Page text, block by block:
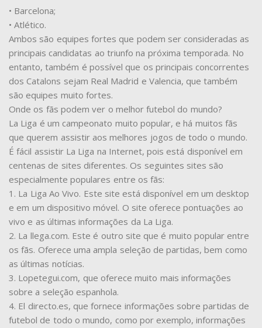
• Barcelona;
• Atlético.
Ambos são equipes fortes que podem ser consideradas as
principais candidatas ao triunfo na próxima temporada. No
entanto, também é possível que os principais concorrentes
dos Catalons sejam Real Madrid e Valencia, que também
são equipes muito fortes.
Onde os fãs podem ver o melhor futebol do mundo?
La Liga é um campeonato muito popular, e há muitos fãs
que querem assistir aos melhores jogos de todo o mundo.
É fácil assistir La Liga na Internet, pois está disponível em
centenas de sites diferentes. Os seguintes sites são
especialmente populares entre os fãs:
1. La Liga Ao Vivo. Este site está disponível em um desktop
e em um dispositivo móvel. O site oferece pontuações ao
vivo e as últimas informações da La Liga.
2. La llega.com. Este é outro site que é muito popular entre
os fãs. Oferece uma ampla seleção de partidas, bem como
as últimas notícias.
3. Lopetegui.com, que oferece muito mais informações
sobre a seleção espanhola.
4. El directo.es, que fornece informações sobre partidas de
futebol de todo o mundo, como por exemplo, informações